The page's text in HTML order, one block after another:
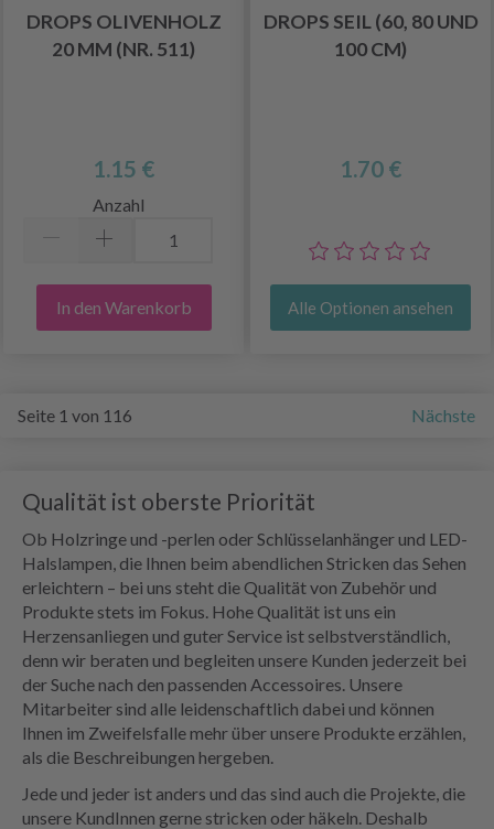
DROPS OLIVENHOLZ
20 MM (NR. 511)
1.15 €
Anzahl
In den Warenkorb
DROPS SEIL (60, 80 UND
100 CM)
1.70 €
Alle Optionen ansehen
Seite 1 von 116 Nächste
Qualität ist oberste Priorität
Ob Holzringe und -perlen oder Schlüsselanhänger und LED-
Halslampen, die Ihnen beim abendlichen Stricken das Sehen
erleichtern – bei uns steht die Qualität von Zubehör und
Produkte stets im Fokus. Hohe Qualität ist uns ein
Herzensanliegen und guter Service ist selbstverständlich,
denn wir beraten und begleiten unsere Kunden jederzeit bei
der Suche nach den passenden Accessoires. Unsere
Mitarbeiter sind alle leidenschaftlich dabei und können
Ihnen im Zweifelsfalle mehr über unsere Produkte erzählen,
als die Beschreibungen hergeben.
Jede und jeder ist anders und das sind auch die Projekte, die
unsere KundInnen gerne stricken oder häkeln. Deshalb